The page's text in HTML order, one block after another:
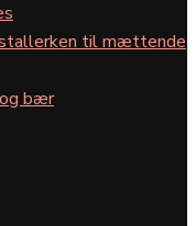
til mættende
bær